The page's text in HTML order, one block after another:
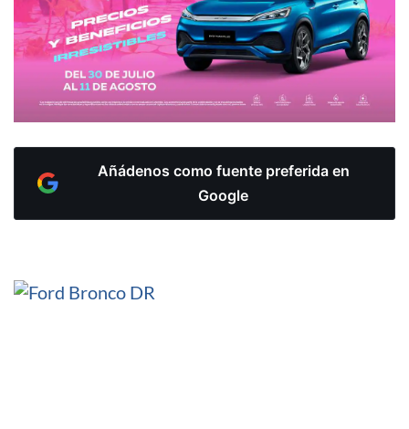
Añádenos como fuente preferida en
Google